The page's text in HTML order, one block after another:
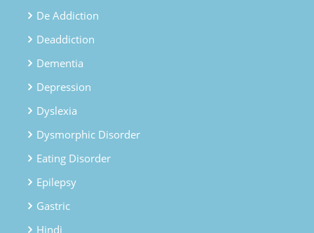
De Addiction
Deaddiction
Dementia
Depression
Dyslexia
Dysmorphic Disorder
Eating Disorder
Epilepsy
Gastric
Hindi